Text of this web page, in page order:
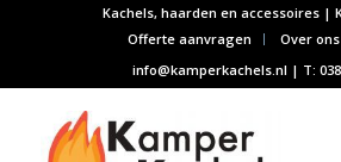
Kachels, haarden en accessoires |
Offerte aanvragen
Over ons
info@kamperkachels.nl | T: 038